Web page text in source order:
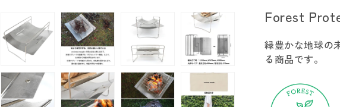
フ
き
火
の
Forest
緑豊かな地球の
る商品です。